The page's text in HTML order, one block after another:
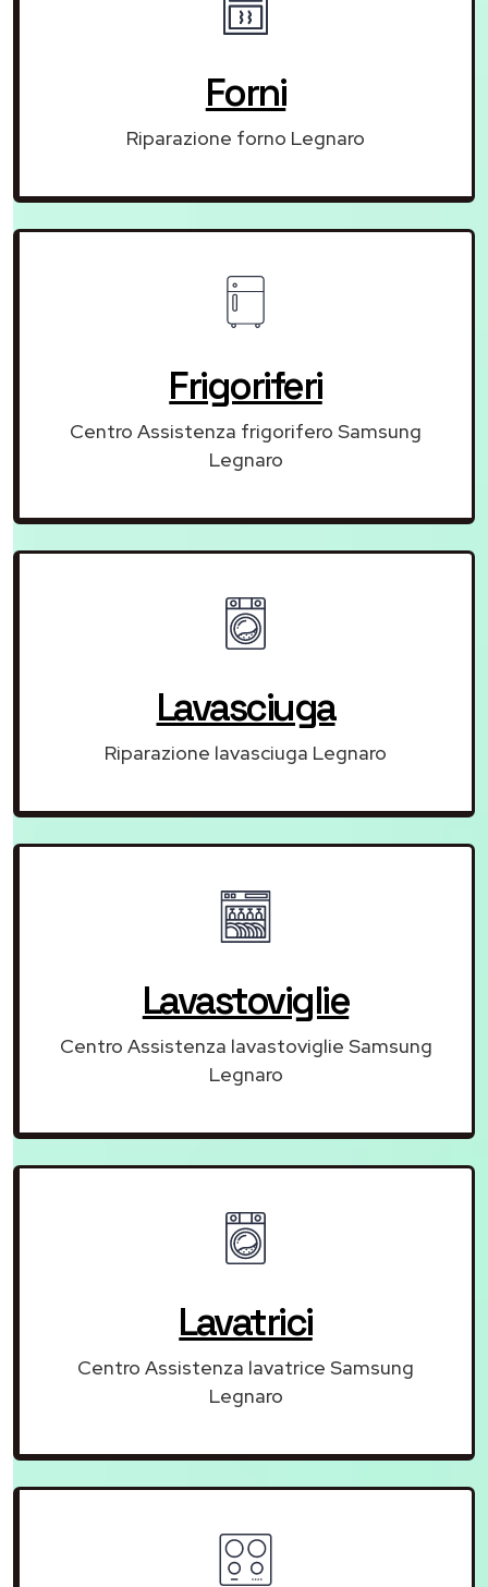
Forni
Riparazione forno Legnaro
Frigoriferi
Centro Assistenza frigorifero Samsung
Legnaro
Lavasciuga
Riparazione lavasciuga Legnaro
Lavastoviglie
Centro Assistenza lavastoviglie Samsung
Legnaro
Lavatrici
Centro Assistenza lavatrice Samsung
Legnaro